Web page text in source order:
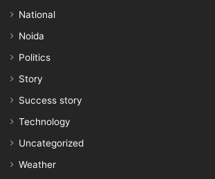
National
Noida
Politics
Story
Success story
Technology
Uncategorized
Weather